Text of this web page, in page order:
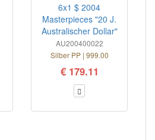
6x1 $ 2004
Masterpieces "20 J.
Australischer Dollar"
AU200400022
Silber PP | 999.00
€ 179.11